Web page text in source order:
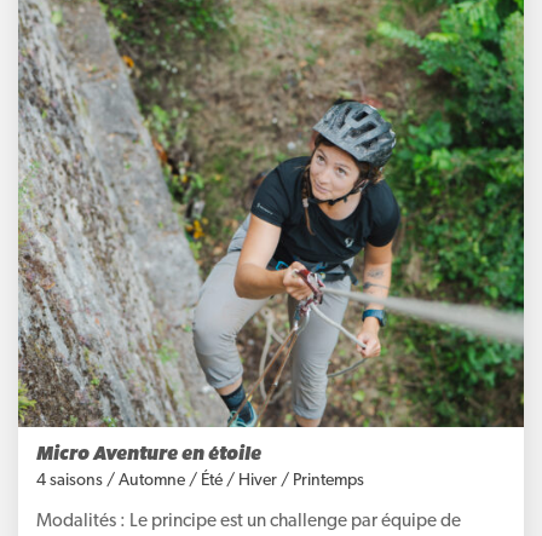
Micro Aventure en étoile
4 saisons / Automne / Été / Hiver / Printemps
Modalités : Le principe est un challenge par équipe de